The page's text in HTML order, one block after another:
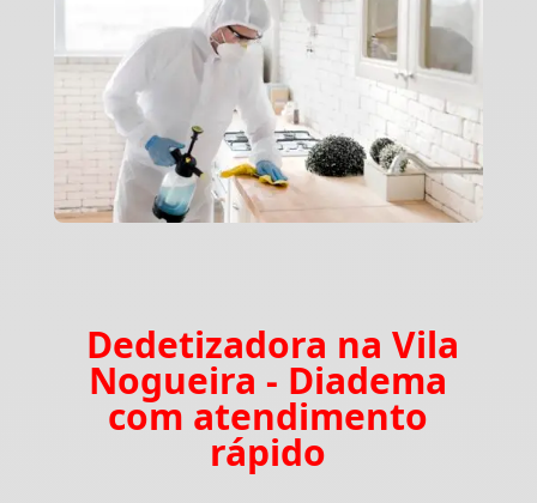
Dedetizadora na Vila
Nogueira - Diadema
com atendimento
rápido